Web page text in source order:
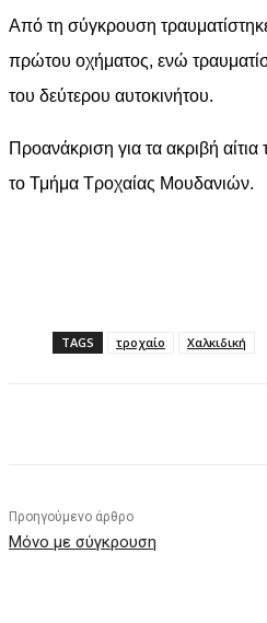
Από τη σύγκρουση
πρώτου οχήματος, ενώ
του δεύτερου αυτοκινήτου.
Προανάκριση για τα ακριβή αίτια
το Τμήμα Τροχαίας Μουδανιών.
TAGS τροχαίο Χαλκιδική
Προηγούμενο άρθρο
Μόνο με σύγκρουση